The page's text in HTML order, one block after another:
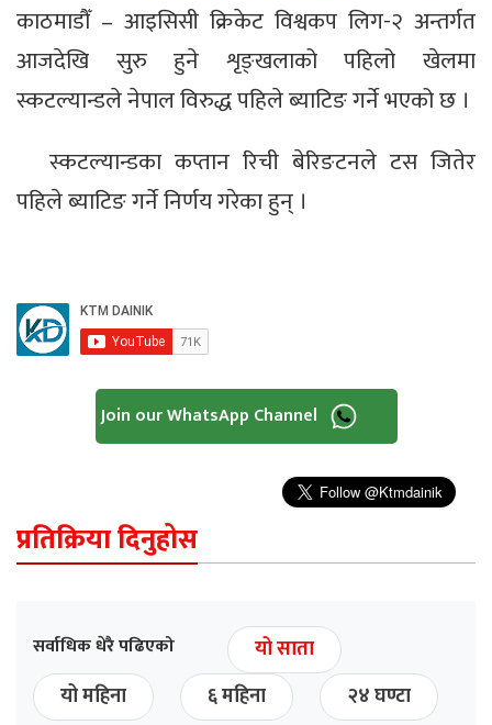
काठमाडौँ – आइसिसी क्रिकेट विश्वकप लिग-२ अन्तर्गत
आजदेखि सुरु हुने शृङ्खलाको पहिलो खेलमा
स्कटल्यान्डले नेपाल विरुद्ध पहिले ब्याटिङ गर्ने भएको छ ।
स्कटल्यान्डका कप्तान रिची बेरिङटनले टस जितेर
पहिले ब्याटिङ गर्ने निर्णय गरेका हुन् ।
Join our WhatsApp Channel
प्रतिक्रिया दिनुहोस
सर्वाधिक धेरै पढिएको
यो साता
यो महिना
६ महिना २४ घण्टा